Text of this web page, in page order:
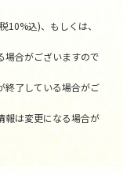
込)、もしくは、
合がございますので
終了している場合がご
報は変更になる場合が